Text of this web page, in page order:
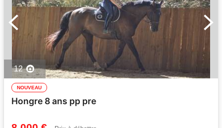
12
NOUVEAU
Hongre 8 ans pp pre